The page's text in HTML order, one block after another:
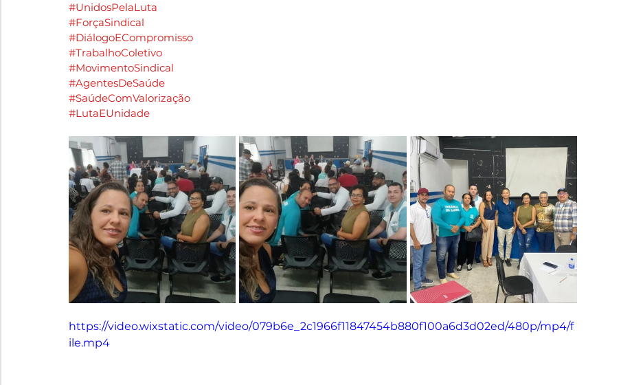
#UnidosPelaLuta
#ForçaSindical
#DiálogoECompromisso
#TrabalhoColetivo
#MovimentoSindical
#AgentesDeSaúde
#SaúdeComValorização
#LutaEUnidade
https://video.wixstatic.com/video/079b6e_2c1966f11847454b880f100a6d3d02ed/480p/mp4/f
ile.mp4